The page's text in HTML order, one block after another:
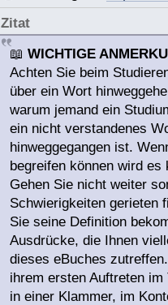
Zitat
📖WICHTIGE
Achten Sie beim
über ein Wort
warum jemand ein
ein nicht verstandenes
hinweggegangen ist.
begreifen können wird
Gehen Sie nicht weiter
Schwierigkeiten gerieten
Sie seine Definition
Ausdrücke, die Ihnen
dieses eBuches
ihrem ersten Auftreten
in einer Klammer, im